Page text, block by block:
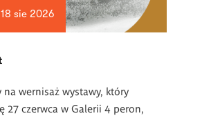
sie 2026
na wernisaż wystawy, który
27 czerwca w Galerii 4 peron,